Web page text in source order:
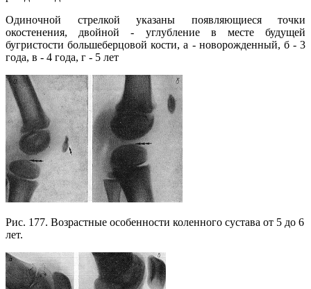
Одиночной стрелкой указаны появляющиеся точки
окостенения, двойной - углубление в месте будущей
бугристости большеберцовой кости, а - новорожденный, б - 3
года, в - 4 года, г - 5 лет
Рис. 177. Возрастные особенности коленного сустава от 5 до 6
лет.